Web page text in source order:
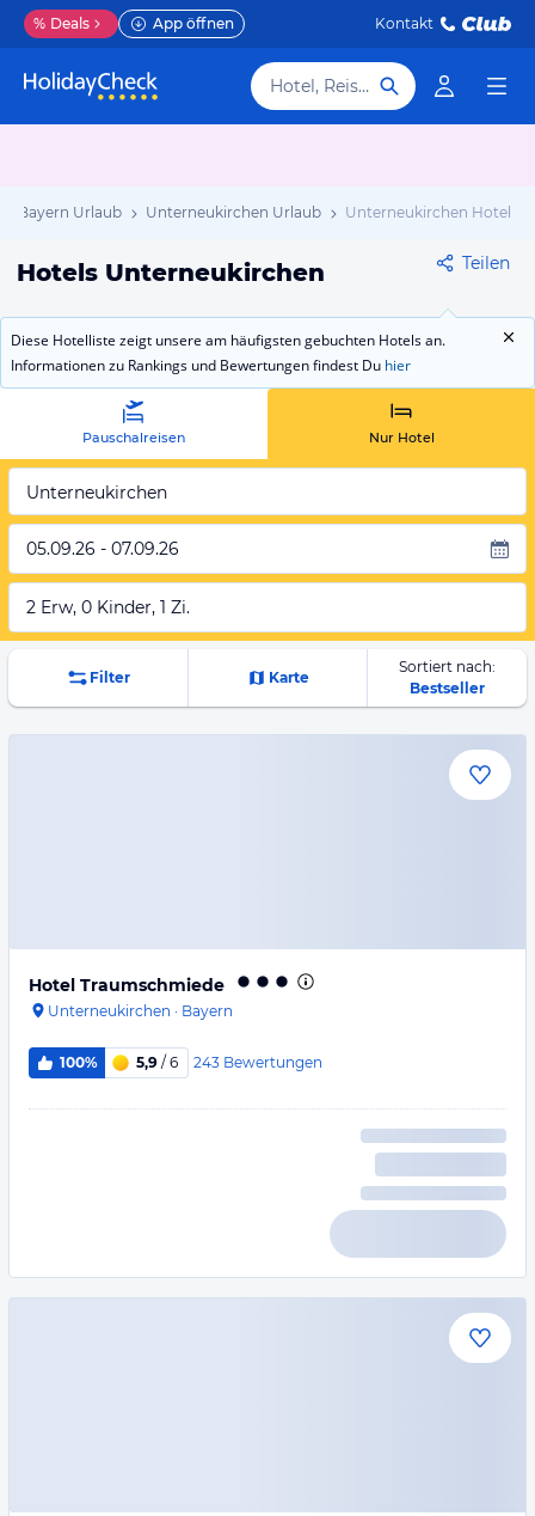
% Deals App öffnen Kontakt
Hotel, Reiseziel
Bayern Urlaub Unterneukirchen Urlaub Unterneukirchen Hotels
Hotels Unterneukirchen Teilen
Diese Hotelliste zeigt unsere am häufigsten gebuchten Hotels an.
Informationen zu Rankings und Bewertungen findest Du hier
Pauschalreisen Nur Hotel
Unterneukirchen
05.09.26 - 07.09.26
2 Erw, 0 Kinder, 1 Zi.
Filter Karte
Sortiert nach:
Bestseller
Hotel Traumschmiede
Unterneukirchen · Bayern
100% 5,9 / 6 243 Bewertungen